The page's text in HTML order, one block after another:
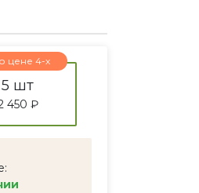
цене 4-х
5 шт
450 ₽